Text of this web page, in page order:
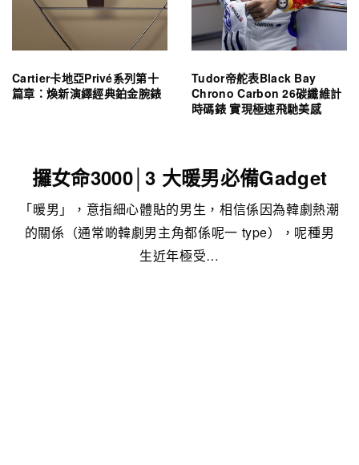
Cartier卡地亞Privé系列第十
篇章：煥新演繹經典鉑金腕錶
Tudor帝舵表Black Bay
Chrono Carbon 26碳纖維計
時碼錶 實現極速飛馳美感
攞女命3000│3 大暖男必備Gadget
「暖男」，意指細心體貼的男生，相信係因為韓劇熱潮
的關係（通常啲韓劇男主角都係呢一 type），呢種男
生近年極受…